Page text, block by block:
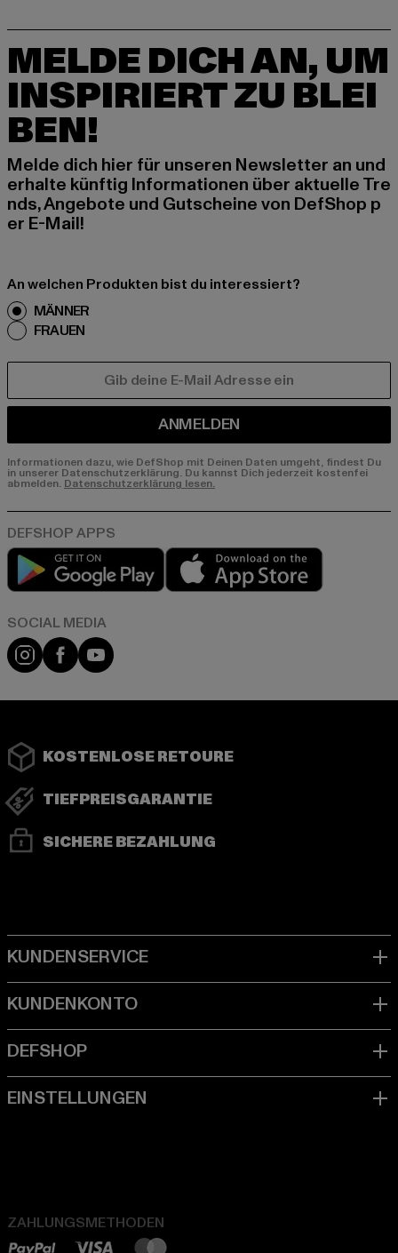
MELDE DICH AN, UM
INSPIRIERT ZU BLEI
BEN!
Melde dich hier für unseren Newsletter an und
erhalte künftig Informationen über aktuelle Tre
nds, Angebote und Gutscheine von DefShop p
er E-Mail!
An welchen Produkten bist du interessiert?
MÄNNER
FRAUEN
ANMELDEN
Informationen dazu, wie DefShop mit Deinen Daten umgeht, findest Du
in unserer Datenschutzerklärung. Du kannst Dich jederzeit kostenfei
abmelden. Datenschutzerklärung lesen.
Play market
Instagram
FacebookYouTube
KOSTENLOSE RETOURE
TIEFPREISGARANTIE
SICHERE BEZAHLUNG
ZAHLUNGSMETHODEN